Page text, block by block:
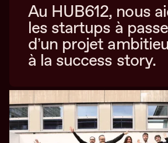
Au HUB612, nous
les startups à
d’un projet
à la success story.